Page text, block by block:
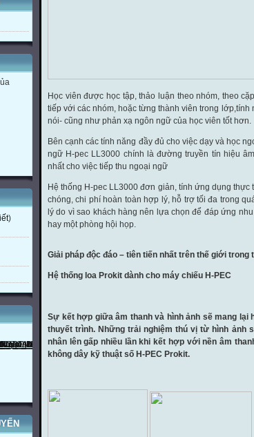
)
Học viên được học tập, thảo luận theo nhóm, theo
tiếp với các nhóm, hoặc từng thành viên trong
nói- cũng như phản xạ ngôn ngữ của học viên tốt hơn.
Bên cạnh các tính năng đầy đủ cho việc dạy và học
ngữ H-pec LL3000 chính là đường truyền tín hiệu
nhất cho việc tiếp thu ngoại ngữ
Hệ thống H-pec LL3000 đơn giản, tính ứng dụng
chóng, chi phí hoàn toàn hợp lý, hỗ trợ tối đa trong
lý do vì sao khách hàng nên lựa chọn để đáp ứng
hay một phòng hội họp.
Giải pháp độc đáo – tiên tiến nhất trên thế giới trong
Hệ thống loa Prokit dành cho máy chiếu H-PEC
Sự kết hợp giữa âm thanh và hình ảnh sẽ mang lại
thuyết trình. Những trải nghiệm thú vị từ hình ảnh
nhân lên gấp nhiều lần khi kết hợp với nền âm
không dây kỹ thuật số H-PEC Prokit.